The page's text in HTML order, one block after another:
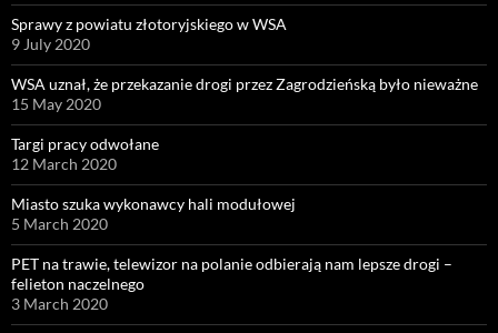
Sprawy z powiatu złotoryjskiego w WSA
9 July 2020
WSA uznał, że przekazanie drogi przez Zagrodzieńską było nieważne
15 May 2020
Targi pracy odwołane
12 March 2020
Miasto szuka wykonawcy hali modułowej
5 March 2020
PET na trawie, telewizor na polanie odbierają nam lepsze drogi –
felieton naczelnego
3 March 2020